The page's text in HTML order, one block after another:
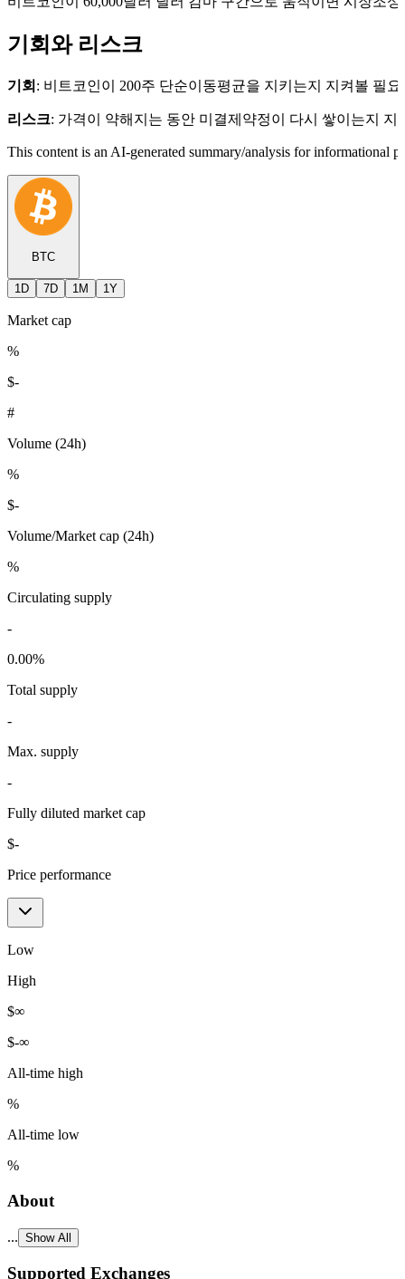
기회와 리스크
기회 : 비트코인이 200주 단순이동평균을 지키는지 지켜볼 필
리스크: 가격이 약해지는 동안 미결제약정이 다시 쌓이는지
This content is an AI-generated summary/analysis for informational
BTC
1D 7D 1M 1Y
Market cap
%
$-
#
Volume (24h)
%
$-
Volume/Market cap (24h)
%
Circulating supply
-
0.00%
Total supply
-
Max. supply
-
Fully diluted market cap
$-
Price performance
Low
High
$∞
$-∞
All-time high
%
All-time low
%
About
... Show All
Supported Exchanges